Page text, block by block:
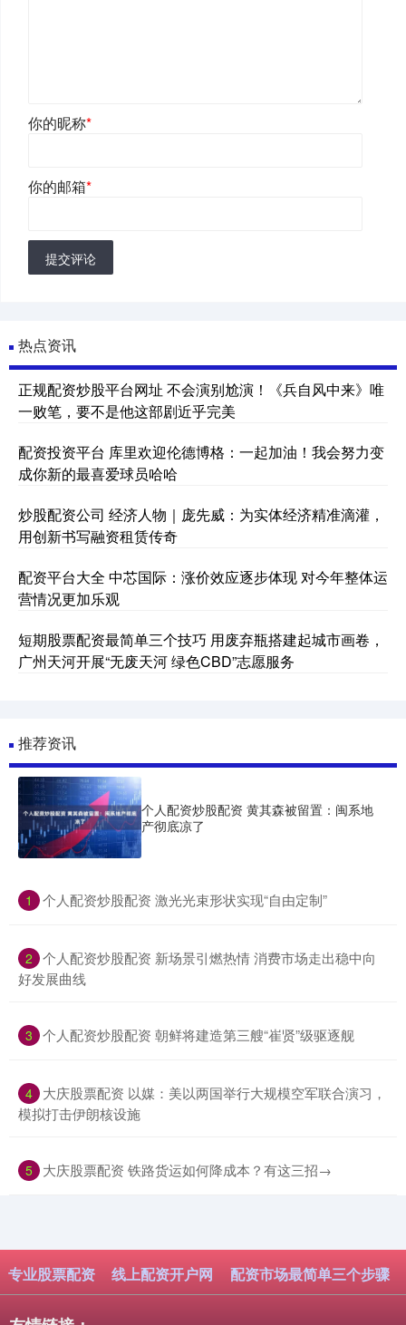
你的昵称*
你的邮箱*
提交评论
热点资讯
正规配资炒股平台网址 不会演别尬演！《兵自风中来》唯
一败笔，要不是他这部剧近乎完美
配资投资平台 库里欢迎伦德博格：一起加油！我会努力变
成你新的最喜爱球员哈哈
炒股配资公司 经济人物｜庞先威：为实体经济精准滴灌，
用创新书写融资租赁传奇
配资平台大全 中芯国际：涨价效应逐步体现 对今年整体运
营情况更加乐观
短期股票配资最简单三个技巧 用废弃瓶搭建起城市画卷，
广州天河开展“无废天河 绿色CBD”志愿服务
推荐资讯
个人配资炒股配资 黄其森被留置：闽系地
产彻底凉了
1 ​个人配资炒股配资 激光光束形状实现“自由定制”
2 ​个人配资炒股配资 新场景引燃热情 消费市场走出稳中向
好发展曲线
3 ​个人配资炒股配资 朝鲜将建造第三艘“崔贤”级驱逐舰
4 ​大庆股票配资 以媒：美以两国举行大规模空军联合演习，
模拟打击伊朗核设施
5 ​大庆股票配资 铁路货运如何降成本？有这三招→
专业股票配资 线上配资开户网 配资市场最简单三个步骤